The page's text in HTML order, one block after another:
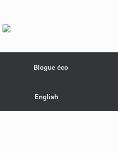
Blogue éco
English